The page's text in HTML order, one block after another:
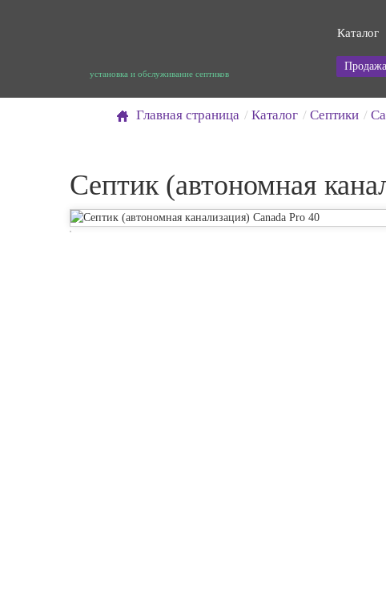
установка и обслуживание септиков
Каталог
Главная страница Каталог Септики
Септик (автономная